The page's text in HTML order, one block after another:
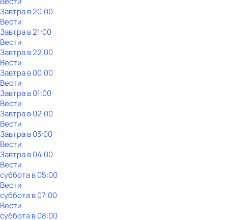
Завтра в 20:00
Вести
Завтра в 21:00
Вести
Завтра в 22:00
Вести
Завтра в 00:00
Вести
Завтра в 01:00
Вести
Завтра в 02:00
Вести
Завтра в 03:00
Вести
Завтра в 04:00
Вести
субботав05:00
Вести
субботав07:00
Вести
субботав08:00